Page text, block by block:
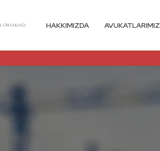
HAKKIMIZDA AVUKATLARIMIZ